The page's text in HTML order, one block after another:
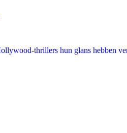
thrillers hun glans hebben